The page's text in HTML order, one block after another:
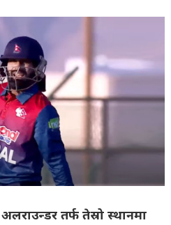
तर्फ तेस्रो स्थानमा